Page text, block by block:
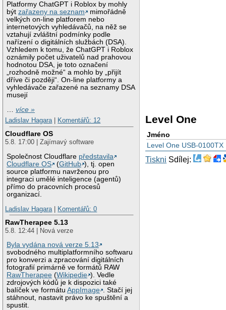
Platformy ChatGPT i Roblox by mohly
býtzařazeny na seznam
mimořádně
velkých on-line platforem nebo
internetových vyhledávačů, na něž se
vztahují zvláštní podmínky podle
nařízení o digitálních službách (DSA).
Vzhledem k tomu, že ChatGPT i Roblox
oznámily počet uživatelů nad prahovou
hodnotou DSA, je toto označení
„rozhodně možné“ a mohlo by „přijít
dříve či později“. On-line platformy a
vyhledávače zařazené na seznamy DSA
musejí
…více »
Ladislav Hagara| Komentářů: 12
Cloudflare OS
5.8. 17:00 | Zajímavý software
Společnost Cloudflare představila
Cloudflare OS
(GitHub ), tj. open
source platformu navrženou pro
integraci umělé inteligence (agentů)
přímo do pracovních procesů
organizací.
Ladislav Hagara| Komentářů: 0
RawTherapee 5.13
5.8. 12:44 | Nová verze
Byla vydána nová verze 5.13
svobodného multiplatformního softwaru
pro konverzi a zpracování digitálních
fotografií primárně ve formátů RAW
RawTherapee (Wikipedie ). Vedle
zdrojových kódů je k dispozici také
balíček ve formátuAppImage . Stačí jej
stáhnout, nastavit právo ke spuštění a
spustit.
Level One
Jméno
Level One USB-
Tiskni Sdílej: